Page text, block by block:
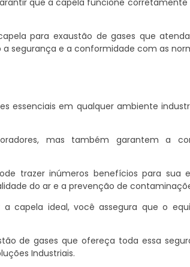
que a capela funcione
para exaustão de gases que
segurança e a conformidade com as
essenciais em qualquer ambiente
mas também garantem a
trazer inúmeros benefícios para sua
do ar e a prevenção de
capela ideal, você assegura que o
de gases que ofereça toda essa
Industriais.